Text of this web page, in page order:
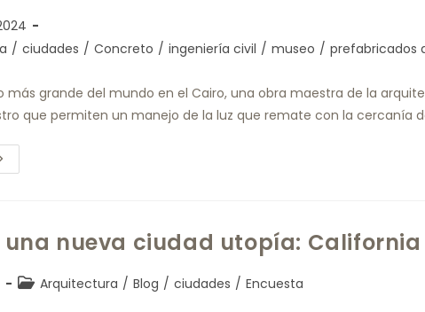
/ ciudades / Concreto / ingeniería civil / museo / prefabricados
más grande del mundo en el Cairo, una obra maestra de la
que permiten un manejo de la luz que remate con la cercanía
nueva ciudad utopía: California
Arquitectura / Blog / ciudades / Encuesta